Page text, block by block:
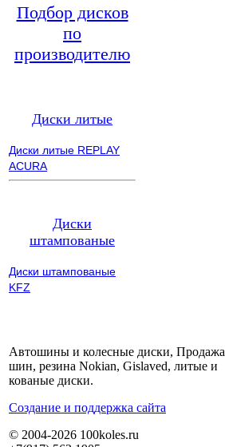
Подбор дисков
по
производителю
Диски литые
Диски литые REPLAY
ACURA
Диски
штампованые
Диски штампованые
KFZ
Автошины и колесные диски, Продажа
шин, резина Nokian, Gislaved, литые и
кованые диски.
Cоздание и поддержка сайта
© 2004-2026 100koles.ru